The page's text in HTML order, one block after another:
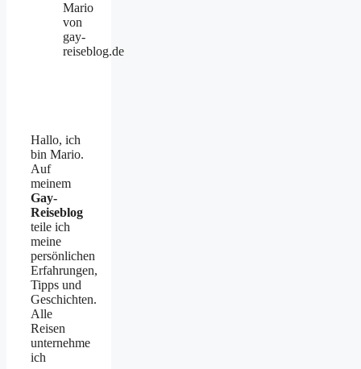
Mario
von
gay-
reiseblog.de
Hallo, ich
bin Mario.
Auf
meinem
Gay-
Reiseblog
teile ich
meine
persönlichen
Erfahrungen,
Tipps und
Geschichten.
Alle
Reisen
unternehme
ich